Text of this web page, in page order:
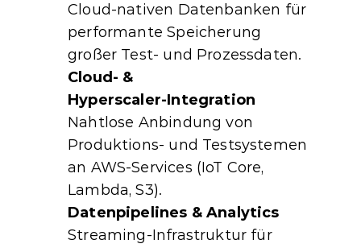
Cloud‑nativen Datenbanken für
performante Speicherung
großer Test‑ und Prozessdaten.
Cloud‑ &
Hyperscaler‑Integration
Nahtlose Anbindung von
Produktions- und Testsystemen
an AWS‑Services (IoT Core,
Lambda, S3).
Datenpipelines & Analytics
Streaming‑Infrastruktur für